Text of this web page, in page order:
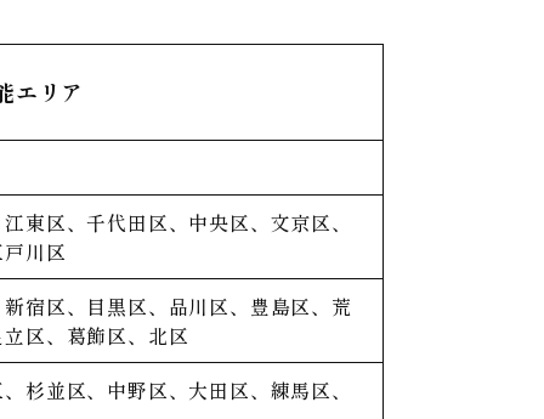
エリア
東区、千代田区、中央区、 文京区、
川区
宿区、 目黒区、品川区、 豊島区、荒
区、葛飾区、北区
杉並区、 中野区、大田区、 練馬区、